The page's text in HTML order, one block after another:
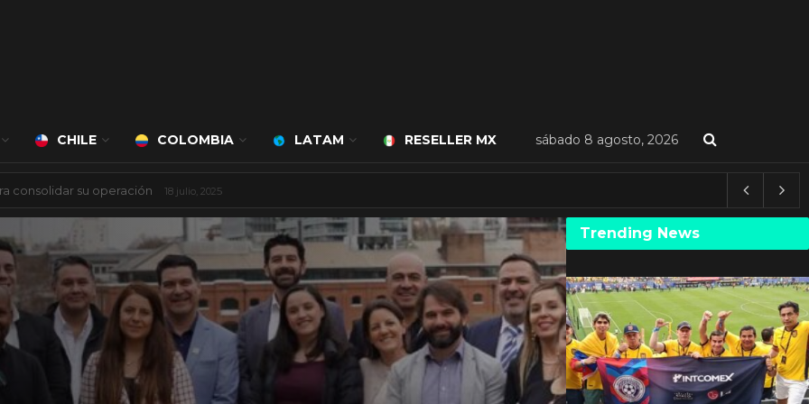
CHILE COLOMBIA LATAM RESELLER MX sábado 8 agosto, 2026
a cargo de Bert Milan 24 marzo, 2026
Trending News